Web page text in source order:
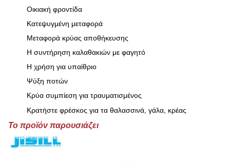
Οικιακή φροντίδα
Κατεψυγμένη μεταφορά
Μεταφορά κρύας αποθήκευσης
Η συντήρηση καλαθακιών με φαγητό
Η χρήση για υπαίθριο
Ψύξη ποτών
Κρύα συμπίεση για τραυματισμένος
Κρατήστε φρέσκος για τα θαλασσινά, γάλα, κρέας
Το προϊόν παρουσιάζει